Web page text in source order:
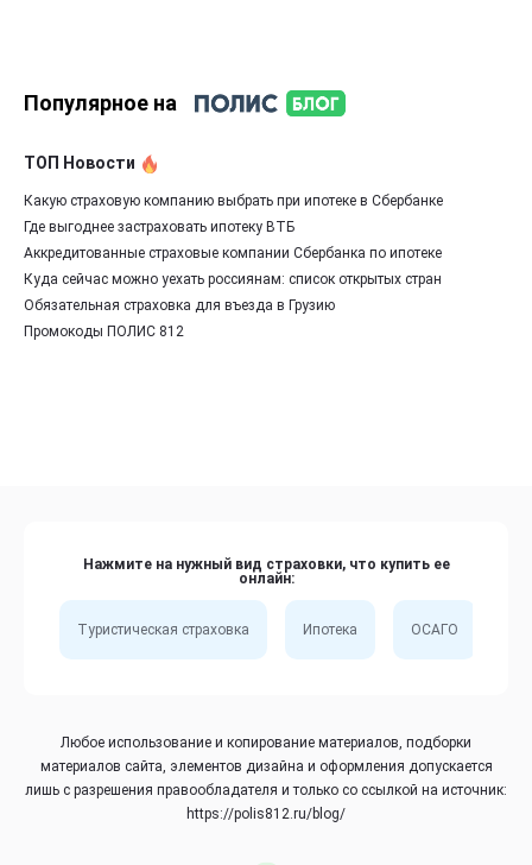
Популярное на
ТОП Новости
Какую страховую компанию выбрать при ипотеке в Сбербанке
Где выгоднее застраховать ипотеку ВТБ
Аккредитованные страховые компании Сбербанка по ипотеке
Куда сейчас можно уехать россиянам: список открытых стран
Обязательная страховка для въезда в Грузию
Промокоды ПОЛИС 812
Нажмите на нужный вид страховки, что купить ее
онлайн:
Туристическая страховка Ипотека ОСАГО
Любое использование и копирование материалов, подборки
материалов сайта, элементов дизайна и оформления допускается
лишь с разрешения правообладателя и только со ссылкой на источник:
https://polis812.ru/blog/